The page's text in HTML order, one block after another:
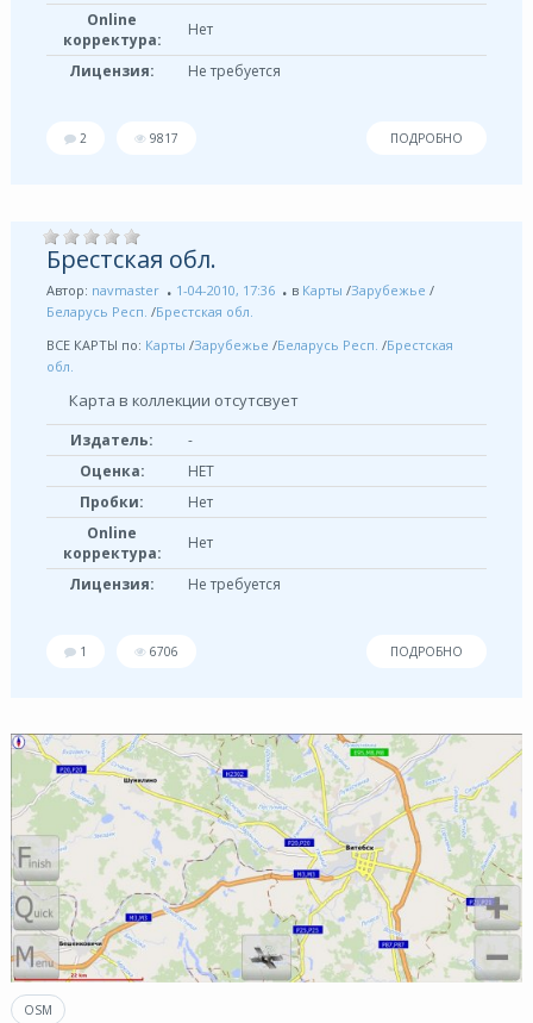
Online
корректура:
Нет
Лицензия: Не требуется
2 9817 ПОДРОБНО
Брестская обл.
Автор: navmaster 1-04-2010, 17:36 в Карты /Зарубежье /
Беларусь Респ. /Брестская обл.
ВСЕ КАРТЫ по: Карты /Зарубежье /Беларусь Респ. /Брестская
обл.
Карта в коллекции отсутсвует
Издатель:
-
Оценка:
НЕТ
Пробки:
Нет
Online
корректура:
Нет
Лицензия: Не требуется
1 6706 ПОДРОБНО
OSM